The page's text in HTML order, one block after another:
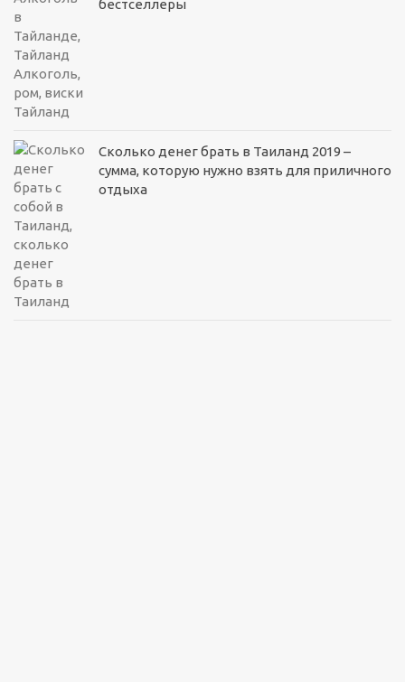
бестселлеры
Сколько денег брать в Таиланд 2019 –
сумма, которую нужно взять для приличного
отдыха